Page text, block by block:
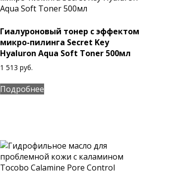
Гиалуроновый тонер с эффектом
микро-пилинга Secret Key
Hyaluron Aqua Soft Toner 500мл
1 513 руб.
Подробнее